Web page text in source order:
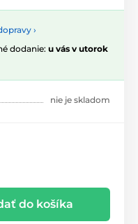
›
dodanie: u vás v utorok
nie je skladom
do košíka